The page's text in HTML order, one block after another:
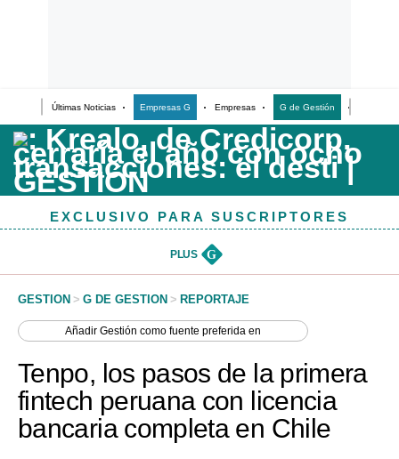
Últimas Noticias Empresas G Empresas G de Gestión
Últimas Noticias
Casos de Estudio
Columnistas
InfografíasEXCLUSIVO PARA SUSCRIPTORES
PLUS G
GESTION > G DE GESTION > REPORTAJE
AñadirGestión como fuente preferida en
Tenpo, los pasos de la primera
fintech peruana con licencia
bancaria completa en Chile